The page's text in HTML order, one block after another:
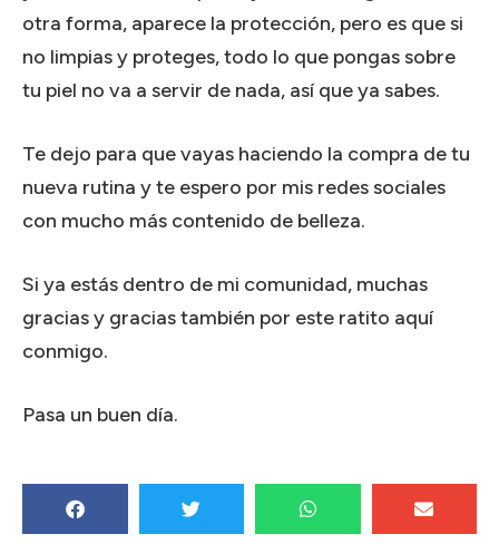
otra forma, aparece la protección, pero es que si
no limpias y proteges, todo lo que pongas sobre
tu piel no va a servir de nada, así que ya sabes.
Te dejo para que vayas haciendo la compra de tu
nueva rutina y te espero por mis redes sociales
con mucho más contenido de belleza.
Si ya estás dentro de mi comunidad, muchas
gracias y gracias también por este ratito aquí
conmigo.
Pasa un buen día.